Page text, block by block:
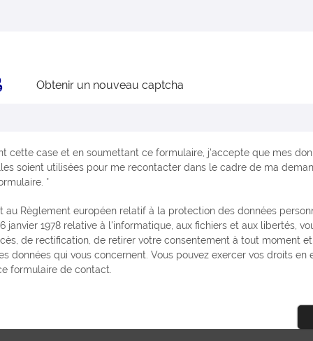
Obtenir un nouveau captcha
cette case et en soumettant ce formulaire, j'accepte que mes
soient utilisées pour me recontacter dans le cadre de ma
*
6 janvier 1978 relative à l'informatique, aux fichiers et aux libertés,
de rectification, de retirer votre consentement à tout moment
données qui vous concernent. Vous pouvez exercer vos droits en
formulaire de contact.